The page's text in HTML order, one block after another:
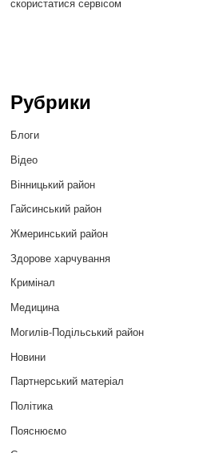
Рубрики
Блоги
Відео
Вінницький район
Гайсинський район
Жмеринський район
Здорове харчування
Кримінал
Медицина
Могилів-Подільський район
Новини
Партнерський матеріал
Політика
Пояснюємо